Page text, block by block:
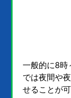
一般的に8時
では夜間や
せることが可